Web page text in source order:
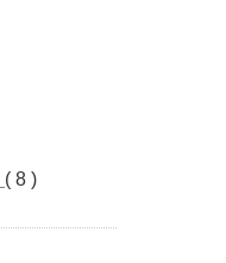
( 8 )